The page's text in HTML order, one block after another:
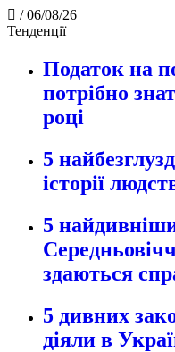
/ 06/08/26
Тенденції
Податок на
потрібно
році
5
історії
5
здаються
5 дивних
діяли в